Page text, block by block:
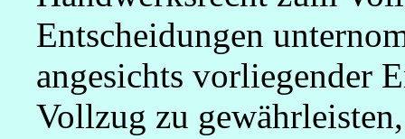
Entscheidungen
angesichts vorliegender
Vollzug zu